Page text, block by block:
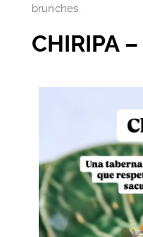
brunches.
CHIRIPA –